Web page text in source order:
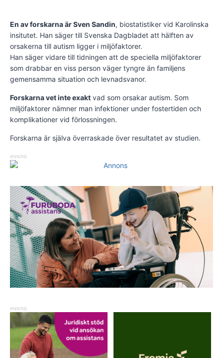
En av forskarna är Sven Sandin, biostatistiker vid Karolinska
insitutet. Han säger till Svenska Dagbladet att hälften av
orsakerna till autism ligger i miljöfaktorer.
Han säger vidare till tidningen att de speciella miljöfaktorer
som drabbar en viss person väger tyngre än familjens
gemensamma situation och levnadsvanor.
Forskarna vet inte exakt vad som orsakar autism. Som
miljöfaktorer nämner man infektioner under fostertiden och
komplikationer vid förlossningen.
Forskarna är själva överraskade över resultatet av studien.
ANNONS
ANNONS